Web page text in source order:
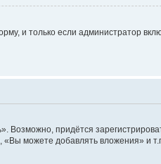
и только если администратор
Возможно, придётся
можете добавлять вложения» и